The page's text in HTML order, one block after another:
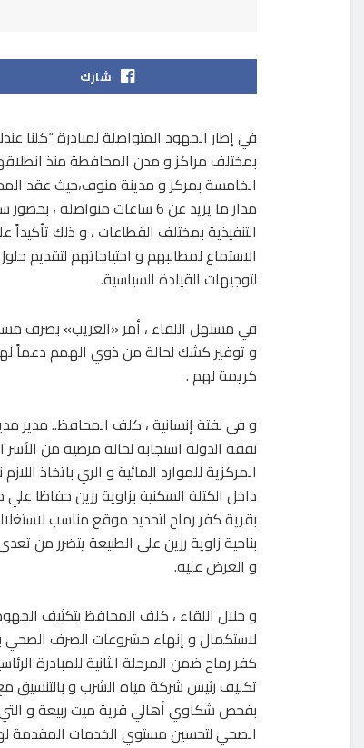
شارك
في إطار الجهود المتواصلة لمبادرة
بمختلف مراكز و مدن المحافظة منذ
مدار ما يزيد عن 6 ساعات
التنفيذية بمختلف القطاعات ، و ذلك
الاستماع لمطالبهم و احتياجاتهم لتقديم
لتوجيهات القيادة السياسية.
في مستهل اللقاء ، أمر «الغريب» بصرف
و توفير كشك لحالة من ذوي الهمم دعماً
كريمة لهم .
و فى لفتة إنسانية ، كلف المحافظ.. مدير
نفقة الدولة استجابة لحالة مرضية من
المركزية للموارد المائية و الري باتخاذ
داخل الكتلة السكنية بزاوية رزين حفاظا
بقرية كفر رماح لتحديد موقع مناسب
بناحية زاوية رزين علي الطبيعة يتضرر من
و العرض عليه.
و خلال اللقاء ، كلف المحافظ بتكثيف
لاستكمال و إنهاء مشروعات الصرف الصحي
كفر رماح ضمن المرحلة الثانية للمبادرة
تكليف رئيس شركة مياه الشرب و بالتنسيق
بفحص شكاوي أهالي قرية ميت ربيعة و
الصحي لتحسين مستوي الخدمات المقدمة